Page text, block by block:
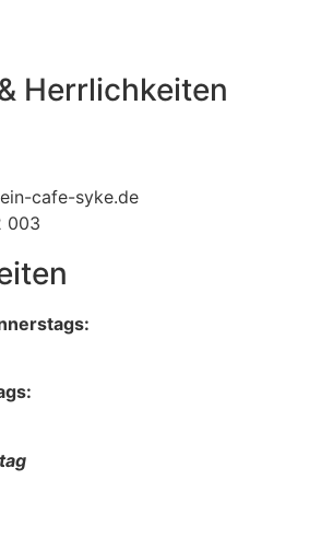
Herrlichkeiten
cafe-syke.de
003